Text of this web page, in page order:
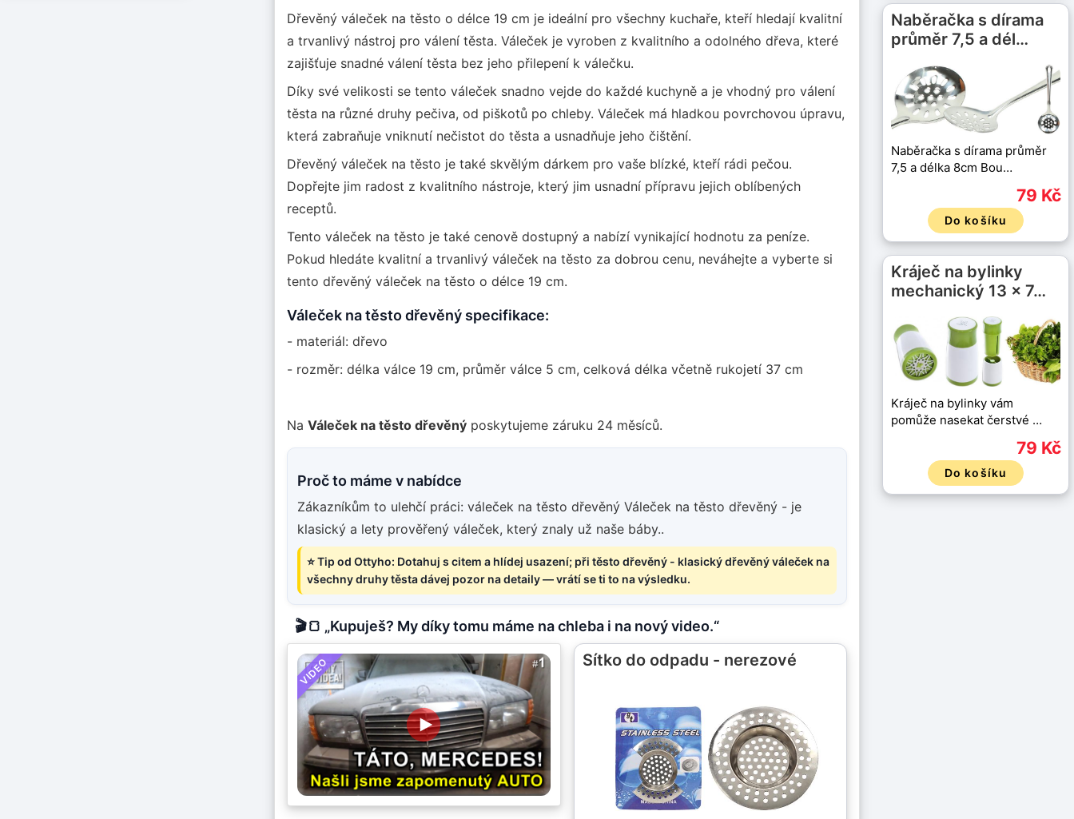
Dřevěný váleček na těsto o délce 19 cm je ideální pro všechny kuchaře, kteří hledají kvalitní
a trvanlivý nástroj pro válení těsta. Váleček je vyroben z kvalitního a odolného dřeva, které
zajišťuje snadné válení těsta bez jeho přilepení k válečku.
Díky své velikosti se tento váleček snadno vejde do každé kuchyně a je vhodný pro válení
těsta na různé druhy pečiva, od piškotů po chleby. Váleček má hladkou povrchovou úpravu,
která zabraňuje vniknutí nečistot do těsta a usnadňuje jeho čištění.
Dřevěný váleček na těsto je také skvělým dárkem pro vaše blízké, kteří rádi pečou.
Dopřejte jim radost z kvalitního nástroje, který jim usnadní přípravu jejich oblíbených
receptů.
Tento váleček na těsto je také cenově dostupný a nabízí vynikající hodnotu za peníze.
Pokud hledáte kvalitní a trvanlivý váleček na těsto za dobrou cenu, neváhejte a vyberte si
tento dřevěný váleček na těsto o délce 19 cm.
Váleček na těsto dřevěný specifikace:
- materiál: dřevo
- rozměr: délka válce 19 cm, průměr válce 5 cm, celková délka včetně rukojetí 37 cm
NaVáleček na těsto dřevěný poskytujeme záruku 24 měsíců.
Proč to máme v nabídce
Zákazníkům to ulehčí práci: váleček na těsto dřevěný Váleček na těsto dřevěný - je
klasický a lety prověřený váleček, který znaly už naše báby..
⭐ Tip od Ottyho: Dotahuj s citem a hlídej usazení; při těsto dřevěný - klasický dřevěný váleček na
všechny druhy těsta dávej pozor na detaily — vrátí se ti to na výsledku.
🎬🍞 „Kupuješ? My díky tomu máme na chleba i na nový video.“
VIDEO Sítko do odpadu - nerezové
Naběračka s dírama
průměr 7,5 a dél…
Naběračka s dírama průměr
7,5 a délka 8cm Bou…
79 Kč
Do košíku
Kráječ na bylinky
mechanický 13 x 7…
Kráječ na bylinky vám
pomůže nasekat čerstvé …
79 Kč
Do košíku